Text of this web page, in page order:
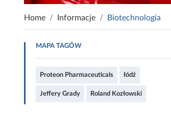
Home Informacje Biotechnologia
MAPA TAGÓW
Proteon Pharmaceuticals łódź
Jeffery Grady Roland Kozłowski